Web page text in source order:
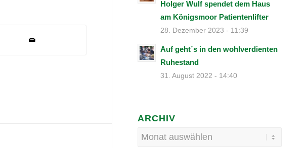
Holger Wulf spendet dem Haus
am Königsmoor Patientenlifter
28. Dezember 2023 - 11:39
Auf geht´s in den wohlverdienten
Ruhestand
31. August 2022 - 14:40
ARCHIV